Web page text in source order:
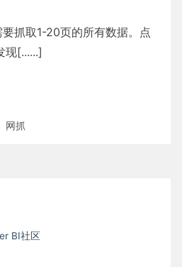
抓取1-20页的所有数据。点
现[......]
网抓
BI社区